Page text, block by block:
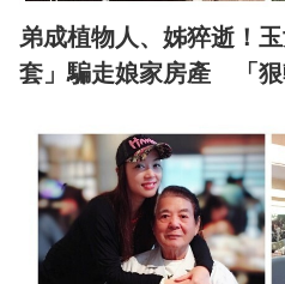
弟成植物人、姊猝逝！
套」騙走娘家房產 「狠